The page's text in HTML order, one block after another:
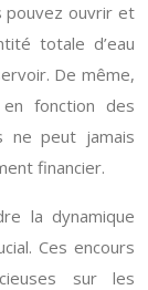
pouvez ouvrir et
totale d’eau
De même,
fonction des
ne peut jamais
financier.
la dynamique
Ces encours
sur les